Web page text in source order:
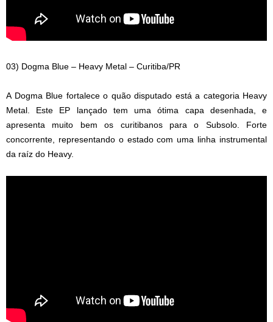
03) Dogma Blue – Heavy Metal – Curitiba/PR
A Dogma Blue fortalece o quão disputado está a categoria Heavy
Metal. Este EP lançado tem uma ótima capa desenhada, e
apresenta muito bem os curitibanos para o Subsolo. Forte
concorrente, representando o estado com uma linha instrumental
da raíz do Heavy.